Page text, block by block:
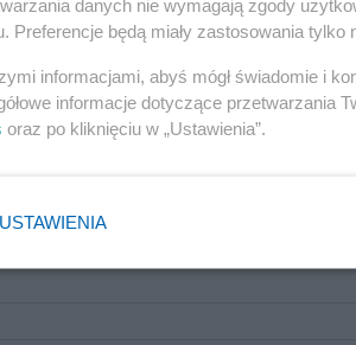
danych nie wymagają zgody
Preferencje będą miały zastosowania tylko
informacjami, abyś mógł świadomie i
informacje dotyczące przetwarzania
oraz po kliknięciu w „Ustawienia”.
USTAWIENIA